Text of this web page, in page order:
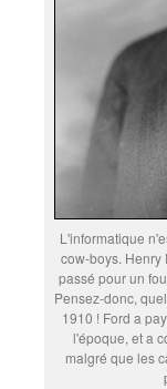
L'informatique
cow-boys. Henry
passé pour un
Pensez-donc,
1910 ! Ford a
l'époque, et a
malgré que les